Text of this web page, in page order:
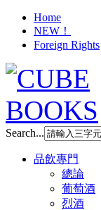
Home
NEW！
Foreign Rights
Search...
品飲專門
總論
葡萄酒
烈酒